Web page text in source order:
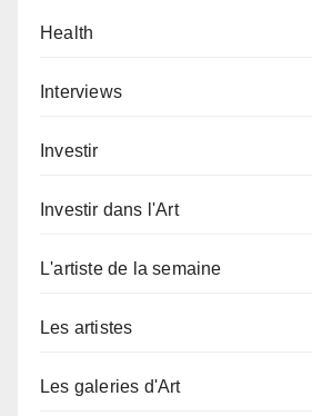
Health
Interviews
Investir
Investir dans l'Art
L'artiste de la semaine
Les artistes
Les galeries d'Art